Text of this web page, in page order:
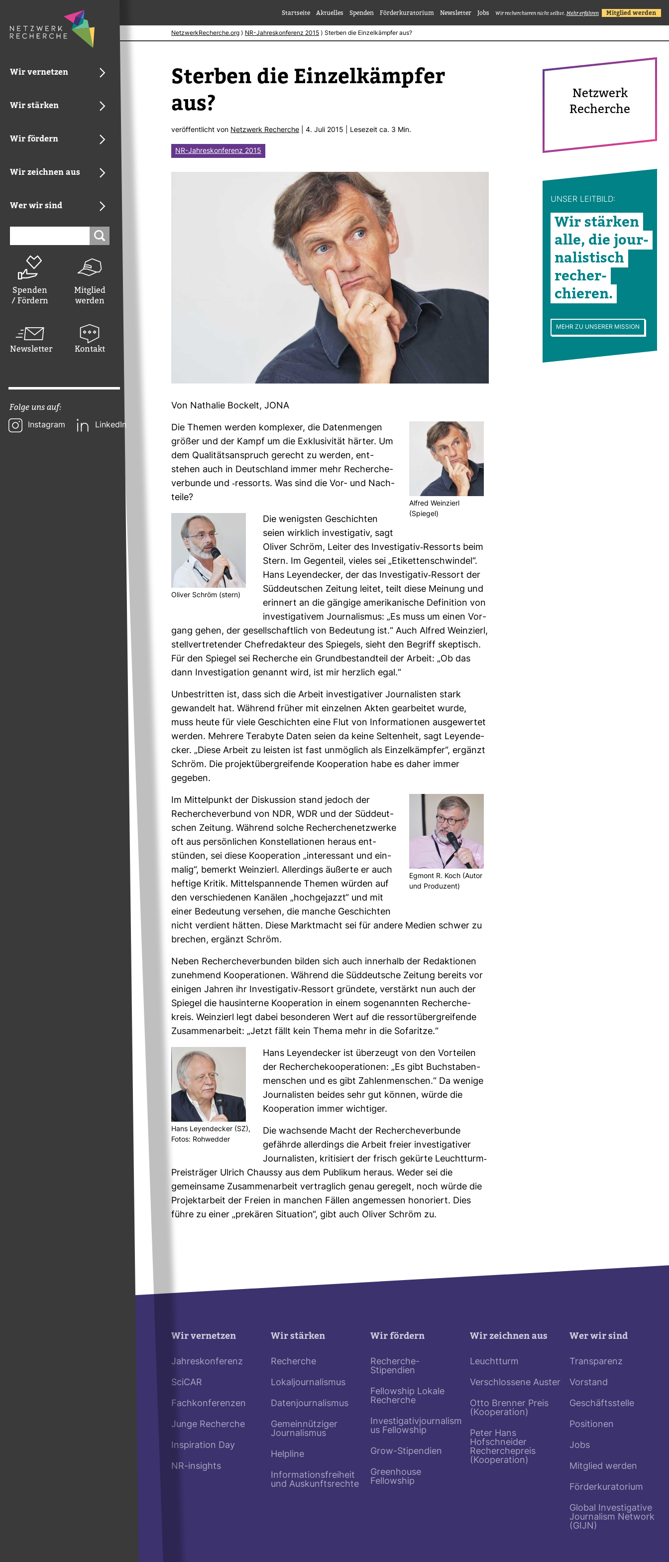
Wir vernetzen
Wir stärken
Wir fördern
Wir zeichnen aus
Wer wir sind
Spenden
/ Fördern
Mitglied
werden
Newsletter Kontakt
Folge uns auf:
Instagram LinkedIn
Startseite Aktuelles Spenden Förderkuratorium Newsletter Jobs Wir recherchieren nicht selbst. Mehr erfahren Mitglied werden
NetzwerkRecherche.org ⟩ NR-Jahreskonferenz 2015 ⟩ Sterben die Einzelkämpfer aus?
Sterben die Ein­zel­kämpfer
aus?
ver­öf­fent­licht von Netz­werk Recherche | 4. Juli 2015 | Lese­zeit ca. 3 Min.
NR-Jahreskonferenz 2015
Von Nathalie Bockelt, JONA
Alfred Wein­zierl
(Spiegel)
Die Themen werden kom­plexer, die Daten­mengen
größer und der Kampf um die Exklu­si­vität härter. Um
dem Qua­li­täts­an­spruch gerecht zu werden, ent­
stehen auch in Deutsch­land immer mehr Recher­che­
ver­bunde und -​res­sorts. Was sind die Vor- und Nach­
teile?
Oliver Schröm (stern)
Die wenigsten Geschichten
seien wirk­lich inves­ti­gativ, sagt
Oliver Schröm, Leiter des Inves­ti­gativ-​Res­sorts beim
Stern. Im Gegen­teil, vieles sei „Eti­ket­ten­schwindel“.
Hans Ley­en­de­cker, der das Inves­ti­gativ-​Res­sort der
Süd­deut­schen Zei­tung leitet, teilt diese Mei­nung und
erin­nert an die gän­gige ame­ri­ka­ni­sche Defi­ni­tion von
inves­ti­ga­tivem Jour­na­lismus: „Es muss um einen Vor­
gang gehen, der gesell­schaft­lich von Bedeu­tung ist.“ Auch Alfred Wein­zierl,
stell­ver­tre­tender Chef­re­dak­teur des Spie­gels, sieht den Begriff skep­tisch.
Für den Spiegel sei Recherche ein Grund­be­stand­teil der Arbeit: „Ob das
dann Inves­ti­ga­tion genannt wird, ist mir herz­lich egal.“
Unbe­stritten ist, dass sich die Arbeit inves­ti­ga­tiver Jour­na­listen stark
gewan­delt hat. Wäh­rend früher mit ein­zelnen Akten gear­beitet wurde,
muss heute für viele Geschichten eine Flut von Infor­ma­tionen aus­ge­wertet
werden. Meh­rere Tera­byte Daten seien da keine Sel­ten­heit, sagt Ley­en­de­
cker. „Diese Arbeit zu leisten ist fast unmög­lich als Ein­zel­kämpfer“, ergänzt
Schröm. Die pro­jekt­über­grei­fende Koope­ra­tion habe es daher immer
gegeben.
Egmont R. Koch (Autor
und Pro­du­zent)
Im Mit­tel­punkt der Dis­kus­sion stand jedoch der
Recher­che­ver­bund von NDR, WDR und der Süd­deut­
schen Zei­tung. Wäh­rend solche Recher­che­netz­werke
oft aus per­sön­li­chen Kon­stel­la­tionen heraus ent­
stünden, sei diese Koope­ra­tion „inter­es­sant und ein­
malig“, bemerkt Wein­zierl. Aller­dings äußerte er auch
hef­tige Kritik. Mit­tel­span­nende Themen würden auf
den ver­schie­denen Kanälen „hoch­ge­jazzt“ und mit
einer Bedeu­tung ver­sehen, die manche Geschichten
nicht ver­dient hätten. Diese Markt­macht sei für andere Medien schwer zu
bre­chen, ergänzt Schröm.
Neben Recher­che­ver­bunden bilden sich auch inner­halb der Redak­tionen
zuneh­mend Koope­ra­tionen. Wäh­rend die Süd­deut­sche Zei­tung bereits vor
einigen Jahren ihr Inves­ti­gativ-​Res­sort grün­dete, ver­stärkt nun auch der
Spiegel die haus­in­terne Koope­ra­tion in einem soge­nannten Recher­che­
kreis. Wein­zierl legt dabei beson­deren Wert auf die res­sort­über­grei­fende
Zusam­men­ar­beit: „Jetzt fällt kein Thema mehr in die Sofa­ritze.“
Hans Ley­en­de­cker (SZ),
Fotos: Roh­wedder
Hans Ley­en­de­cker ist über­zeugt von den Vor­teilen
der Recher­che­ko­ope­ra­tionen: „Es gibt Buch­sta­ben­
men­schen und es gibt Zah­len­men­schen.“ Da wenige
Jour­na­listen beides sehr gut können, würde die
Koope­ra­tion immer wich­tiger.
Die wach­sende Macht der Recher­che­ver­bunde
gefährde aller­dings die Arbeit freier inves­ti­ga­tiver
Jour­na­listen, kri­ti­siert der frisch gekürte Leucht­turm-​
Preis­träger Ulrich Chaussy aus dem Publikum heraus. Weder sei die
gemein­same Zusam­men­ar­beit ver­trag­lich genau gere­gelt, noch würde die
Pro­jekt­ar­beit der Freien in man­chen Fällen ange­messen hono­riert. Dies
führe zu einer „pre­kären Situa­tion“, gibt auch Oliver Schröm zu.
Netz­werk
Recherche
UNSER LEIT­BILD:
Wir stärken
alle, die jour­
na­lis­tisch
recher­
chieren.
MEHR ZU UNSERER MISSION
Wir vernetzen
Jahreskonferenz
SciCAR
Fachkonferenzen
Junge Recherche
Inspiration Day
NR-insights
Wir stärken
Recherche
Lokaljournalismus
Datenjournalismus
Gemeinnütziger
Journalismus
Helpline
Informationsfreiheit
und Auskunftsrechte
Wir fördern
Recherche-
Stipendien
Fellowship Lokale
Recherche
Investigativjournalism
us Fellowship
Grow-Stipendien
Greenhouse
Fellowship
Wir zeichnen aus
Leuchtturm
Verschlossene Auster
Otto Brenner Preis
(Kooperation)
Peter Hans
Hofschneider
Recherchepreis
(Kooperation)
Wer wir sind
Transparenz
Vorstand
Geschäftsstelle
Positionen
Jobs
Mitglied werden
Förderkuratorium
Global Investigative
Journalism Network
(GIJN)